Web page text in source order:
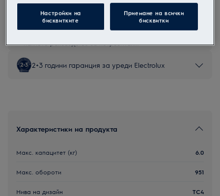
Инструкциите за безопасност и предупрежденията за
безопасност съгласно регламент на ЕС 2023/988 са
изброени в глава 1 и 2 на ръководството за потребителя.
пълното ръководство за потребителя.
2+3 години гаранция за уреди Electrolux
Характеристики на продукта
Макс. капацитет (кг) 6.0
Макс. обороти 951
Нива на дизайн TC4
Настройки на
бисквитките
Приемане на всички
бисквитки